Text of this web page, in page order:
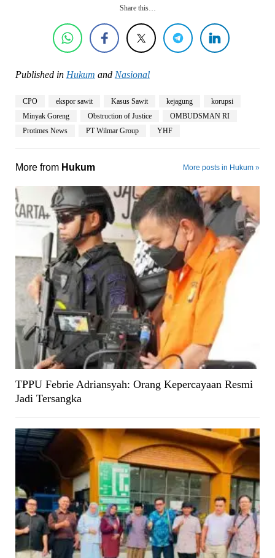
Share this…
Published in Hukum and Nasional
CPO ekspor sawit Kasus Sawit kejagung
korupsi
Minyak Goreng
Obstruction of Justice
OMBUDSMAN RI
Protimes News
PT Wilmar Group YHF
More from Hukum More posts in Hukum »
TPPU Febrie Adriansyah: Orang Kepercayaan Resmi
Jadi Tersangka